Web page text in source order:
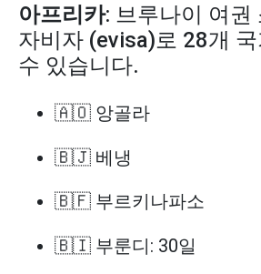
아프리카: 브루나이 여권
자비자 (evisa)로 28개
수 있습니다.
🇦🇴 앙골라
🇧🇯 베냉
🇧🇫 부르키나파소
🇧🇮 부룬디: 30일